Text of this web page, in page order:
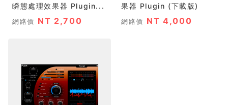
瞬態處理效果器 Plugin...
網路價 NT 2,700
果器 Plugin (下載版)
網路價 NT 4,000